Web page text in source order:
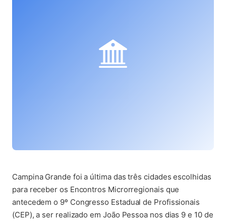
(abre em nova aba)
Campina Grande foi a última das três cidades escolhidas
para receber os Encontros Microrregionais que
antecedem o 9º Congresso Estadual de Profissionais
(CEP), a ser realizado em João Pessoa nos dias 9 e 10 de